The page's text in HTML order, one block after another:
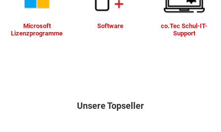
Microsoft
Lizenzprogramme
Software
co.Tec Schul-IT-
Support
Unsere Topseller